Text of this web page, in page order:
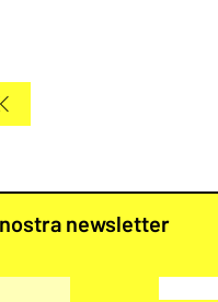
newsletter